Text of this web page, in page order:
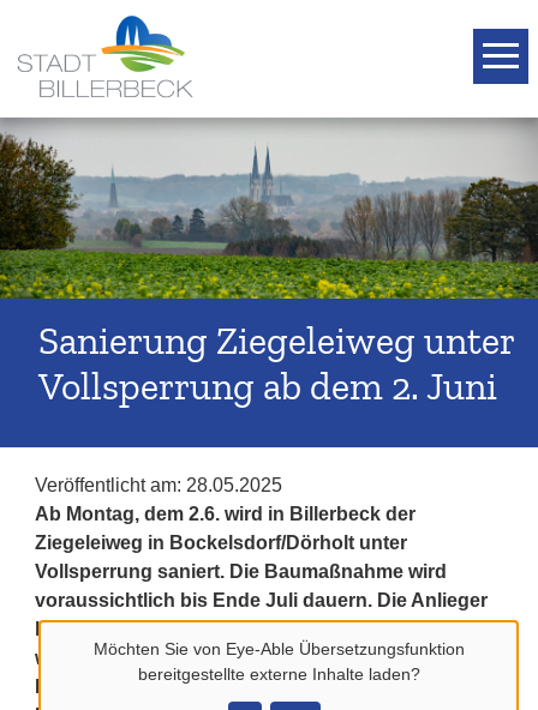
Möchten Sie von Eye-Able Übersetzungsfunktion
bereitgestellte externe Inhalte laden?
Sanierung Ziegeleiweg unter
Vollsperrung ab dem 2. Juni
Veröffentlicht am: 28.05.2025
Ab Montag, dem 2.6. wird in Billerbeck der
Ziegeleiweg in Bockelsdorf/Dörholt unter
Vollsperrung saniert. Die Baumaßnahme wird
voraussichtlich bis Ende Juli dauern. Die Anlieger
kommen weiterhin zu ihren Grundstücken und
werden individuell informiert, falls die
Baumaßnahmen Auswirkungen auf die